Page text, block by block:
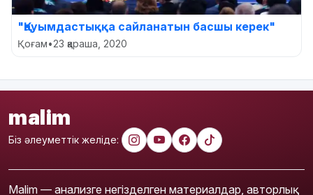
"Қауымдастыққа сайланатын басшы керек"
Қоғам•23 қараша, 2020
malim
Біз әлеуметтік желіде:
Malim — анализге негізделген материалдар, авторлық